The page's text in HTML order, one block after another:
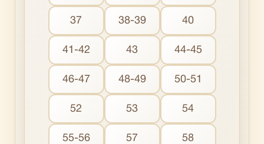
37 38-39 40
41-42 43 44-45
46-47 48-49 50-51
52 53 54
55-56 57 58